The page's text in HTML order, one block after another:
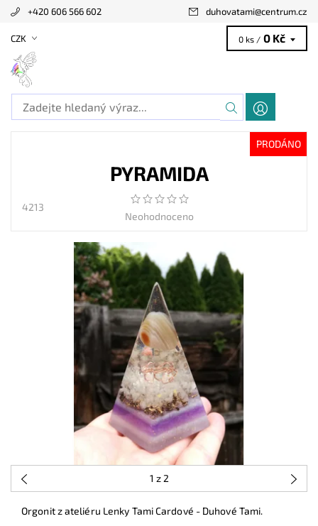
+420 606 566 602 duhovatami@centrum.cz
CZK 0 ks / 0 Kč
PRODÁNO
PYRAMIDA
4213
Neohodnoceno
1 z 2
Orgonit z ateliéru Lenky Tami Cardové - Duhové Tami.